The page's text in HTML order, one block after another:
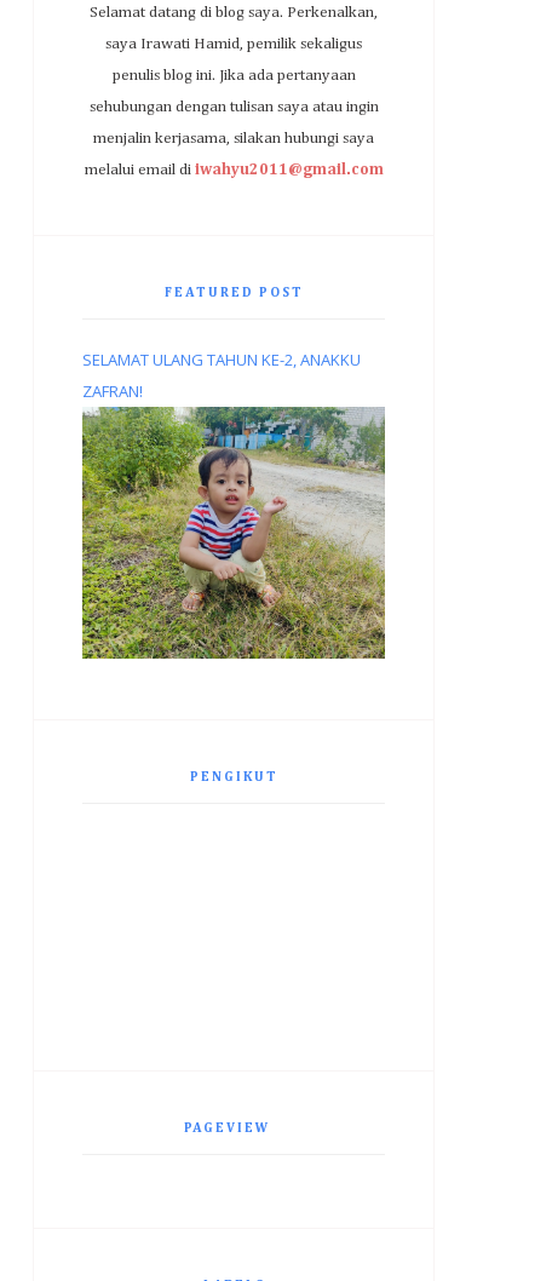
Selamat datang di blog saya. Perkenalkan,
saya Irawati Hamid, pemilik sekaligus
penulis blog ini. Jika ada pertanyaan
sehubungan dengan tulisan saya atau ingin
menjalin kerjasama, silakan hubungi saya
melalui email di iwahyu2011@gmail.com
FEATURED POST
SELAMAT ULANG TAHUN KE-2, ANAKKU
ZAFRAN!
PENGIKUT
PAGEVIEW